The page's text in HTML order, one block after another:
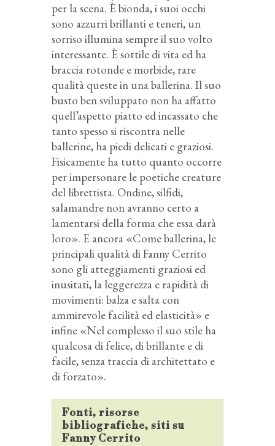
per la scena. È bionda, i suoi occhi
sono azzurri brillanti e teneri, un
sorriso illumina sempre il suo volto
interessante. È sottile di vita ed ha
braccia rotonde e morbide, rare
qualità queste in una ballerina. Il suo
busto ben sviluppato non ha affatto
quell’aspetto piatto ed incassato che
tanto spesso si riscontra nelle
ballerine, ha piedi delicati e graziosi.
Fisicamente ha tutto quanto occorre
per impersonare le poetiche creature
del librettista. Ondine, silfidi,
salamandre non avranno certo a
lamentarsi della forma che essa darà
loro». E ancora «Come ballerina, le
principali qualità di Fanny Cerrito
sono gli atteggiamenti graziosi ed
inusitati, la leggerezza e rapidità di
movimenti: balza e salta con
ammirevole facilità ed elasticità» e
infine «Nel complesso il suo stile ha
qualcosa di felice, di brillante e di
facile, senza traccia di architettato e
di forzato».
Fonti, risorse
bibliografiche, siti su
Fanny Cerrito